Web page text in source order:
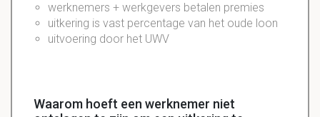
werknemers + werkgevers betalen premies
uitkering is vast percentage van het oude loon
uitvoering door het UWV
Waarom hoeft een werknemer niet